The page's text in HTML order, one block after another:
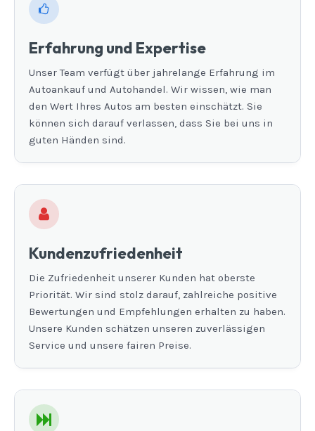
Erfahrung und Expertise
Unser Team verfügt über jahrelange Erfahrung im
Autoankauf und Autohandel. Wir wissen, wie man
den Wert Ihres Autos am besten einschätzt. Sie
können sich darauf verlassen, dass Sie bei uns in
guten Händen sind.
Kundenzufriedenheit
Die Zufriedenheit unserer Kunden hat oberste
Priorität. Wir sind stolz darauf, zahlreiche positive
Bewertungen und Empfehlungen erhalten zu haben.
Unsere Kunden schätzen unseren zuverlässigen
Service und unsere fairen Preise.